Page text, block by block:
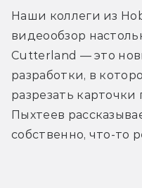
Наши коллеги из
видеообзор
Cutterland — это
разработки, в
разрезать
Пыхтеев
собственно, что-то